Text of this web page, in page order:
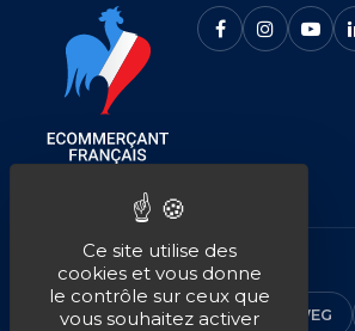
NOS MARQUES
CEMER ALMO ABB WEG
Ce site utilise des
cookies et vous donne
le contrôle sur ceux que
vous souhaitez activer